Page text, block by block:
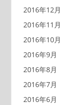
2016年12月
2016年11月
2016年10月
2016年9月
2016年8月
2016年7月
2016年6月